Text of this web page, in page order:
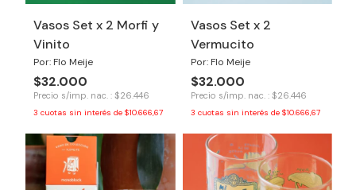
Vasos Set x 2 Morfi y
Vinito
Por: Flo Meije
$32.000
Precio s/imp. nac. : $26.446
3 cuotas sin interés de $10.666,67
Vasos Set x 2
Vermucito
Por: Flo Meije
$32.000
Precio s/imp. nac. : $26.446
3 cuotas sin interés de $10.666,67